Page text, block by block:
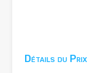
Détails du Prix